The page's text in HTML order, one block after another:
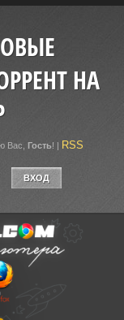
НА
Вас Гость! | RSS
ВХОД